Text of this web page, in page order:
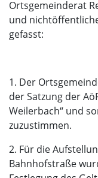
Ortsgemeinderat
und
gefasst:
1. Der
der Satzung der
Weilerbach“ und
zuzustimmen.
2. Für die
Bahnhofstraße